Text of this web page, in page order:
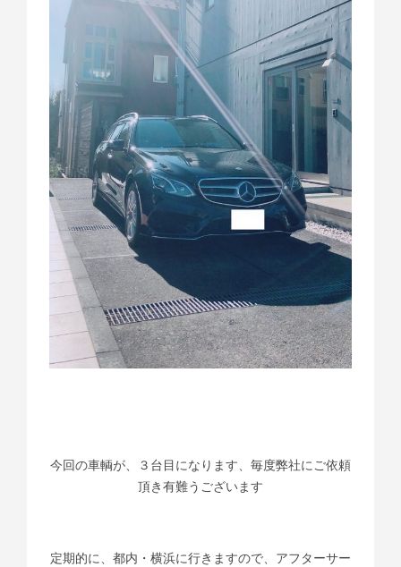
今回の車輌が、３台目になります、毎度弊社にご依頼
頂き有難うございます
定期的に、都内・横浜に行きますので、アフターサー